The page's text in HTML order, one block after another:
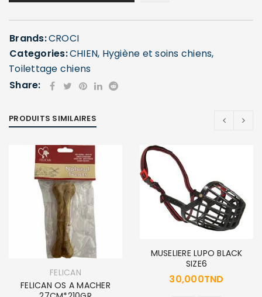
Brands:CROCI
Categories:CHIEN, Hygiène et soins chiens,
Toilettage chiens
Share:
PRODUITS SIMILAIRES
FELICAN
FELICAN OS A MACHER
MUSELIERE LUPO BLACK
SIZE6
30,000TND